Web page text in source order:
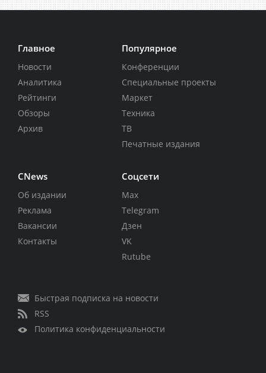
Главное
Новости
Аналитика
Рейтинги
Обзоры
Архив
Популярное
Конференции
Специальные проекты
Маркет
Техника
ТВ
Печатные издания
CNews
Об издании
Реклама
Вакансии
Контакты
Соцсети
Max
Telegram
Дзен
VK
Rutube
Быстрая подписка на новости
RSS
Политика конфиденциальности